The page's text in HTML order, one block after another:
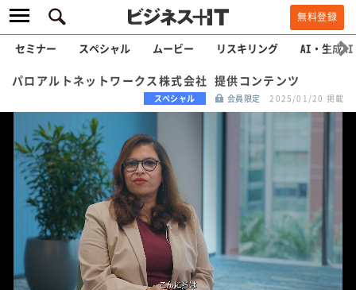
無料登録
セミナー スペシャル ムービー リスキリング AI・生成AI
パロアルトネットワークス株式会社 提供コンテンツ
スペシャル 会員限定 2025/01/20 掲載
/
L
d